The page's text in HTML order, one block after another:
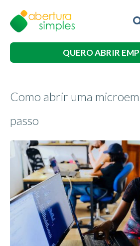
QUERO ABRIR
Como abrir uma
passo